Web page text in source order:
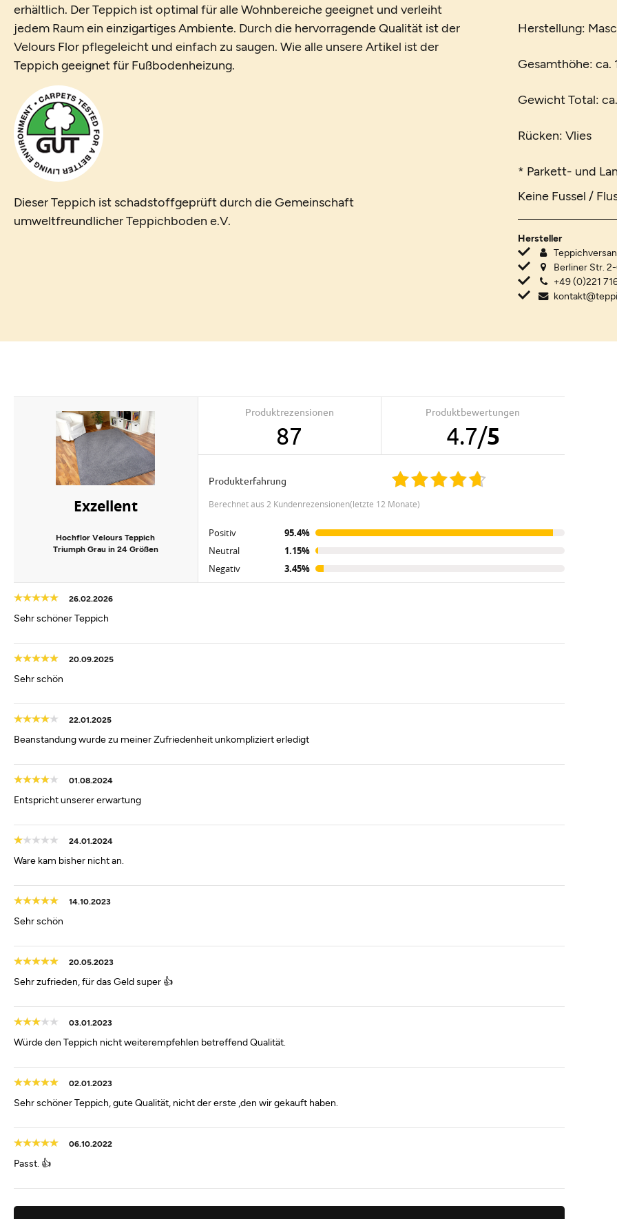
erhältlich. Der Teppich ist optimal für alle Wohnbereiche geeignet und verleiht
jedem Raum ein einzigartiges Ambiente. Durch die hervorragende Qualität ist der
Velours Flor pflegeleicht und einfach zu saugen. Wie alle unsere Artikel ist der
Teppich geeignet für Fußbodenheizung.
Dieser Teppich ist schadstoffgeprüft durch die Gemeinschaft
umweltfreundlicher Teppichboden e.V.
Herstellung:
Gesamthöhe: ca.
Gewicht Total:
Rücken: Vlies
* Parkett- und
Keine Fussel /
Hersteller
Berliner Str.
+49 (0)221
Exzellent
Hochflor Velours Teppich
Triumph Grau in 24 Größen
Produktrezensionen
87
Produktbewertungen
4.7/5
Produkterfahrung
berechnet aus 2 Kundenrezensionen(letzte 12 Monate)
Positiv
95.4%
Neutral
1.15%
Negativ
3.45%
26.02.2026
Sehr schöner Teppich
20.09.2025
Sehr schön
22.01.2025
Beanstandung wurde zu meiner Zufriedenheit unkompliziert erledigt
01.08.2024
Entspricht unserer erwartung
24.01.2024
Ware kam bisher nicht an.
14.10.2023
Sehr schön
20.05.2023
Sehr zufrieden, für das Geld super 👍
03.01.2023
Würde den Teppich nicht weiterempfehlen betreffend Qualität.
02.01.2023
Sehr schöner Teppich, gute Qualität, nicht der erste ,den wir gekauft haben.
06.10.2022
Passt. 👍